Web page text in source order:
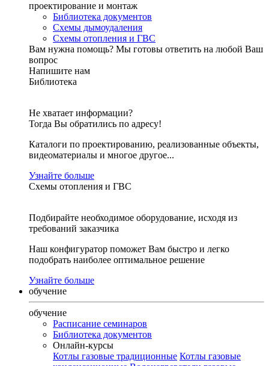
проектирование и монтаж
Библиотека документов
Схемы дымоудаления
Схемы отопления и ГВС
Вам нужна помощь? Мы готовы ответить на любой Ваш
вопрос
Напишите нам
Библиотека
Не хватает информации?
Тогда Вы обратились по адресу!
Каталоги по проектированию, реализованные объекты,
видеоматериалы и многое другое...
Узнайте больше
Схемы отопления и ГВС
Подбирайте необходимое оборудование, исходя из
требований заказчика
Наш конфигуратор поможет Вам быстро и легко
подобрать наиболее оптимальное решение
Узнайте больше
обучение
обучение
Расписание семинаров
Библиотека документов
Онлайн-курсы
Котлы газовые традиционные Котлы газовые